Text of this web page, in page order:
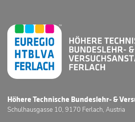
Höhere Technische Bundeslehr- &
Schulhausgasse 10, 9170 Ferlach, Austria